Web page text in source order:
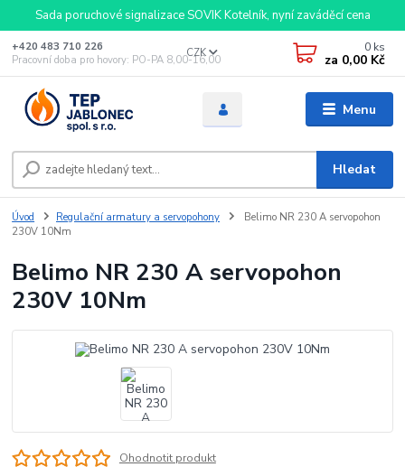
Sada poruchové signalizace SOVIK Kotelník, nyní zaváděcí cena
Menu
CZK
Hledat
+420 483 710 226
Pracovní doba pro hovory: PO-PA 8,00-16,00
0 ks
za 0,00 Kč
Úvod Regulační armatury a servopohony
Belimo NR 230 A servopohon
230V 10Nm
Belimo NR 230 A servopohon
230V 10Nm
Ohodnotit produkt